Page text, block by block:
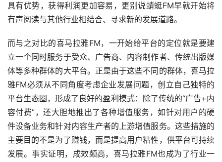
具有优势，获得利润更加容易，更别说蜻蜓FM早就开始将
有声阅读与其他行业相结合、寻求新的发展道路。
而与之对比的喜马拉雅FM，一开始给平台的定位就是要建
立一个同时服务于受众、广告商、内容制作者、传统出版媒
体等多种群体的大平台。正是由于这些不同的群体，喜马拉
雅FM必须从不同角度考虑企业发展问题，创立自己独特的
平台生态圈，形成了良好的盈利模式：除了传统的“广告+内
容付费”，还大胆地推出了各种增值服务，如针对用户的硬
件设备业务和针对内容生产者的上游增值服务。这些措施的
主要目的不是为了赚钱，而是提高用户粘性，供平台可持续
发展。事实证明，成效颇高，喜马拉雅FM也成为了行业一